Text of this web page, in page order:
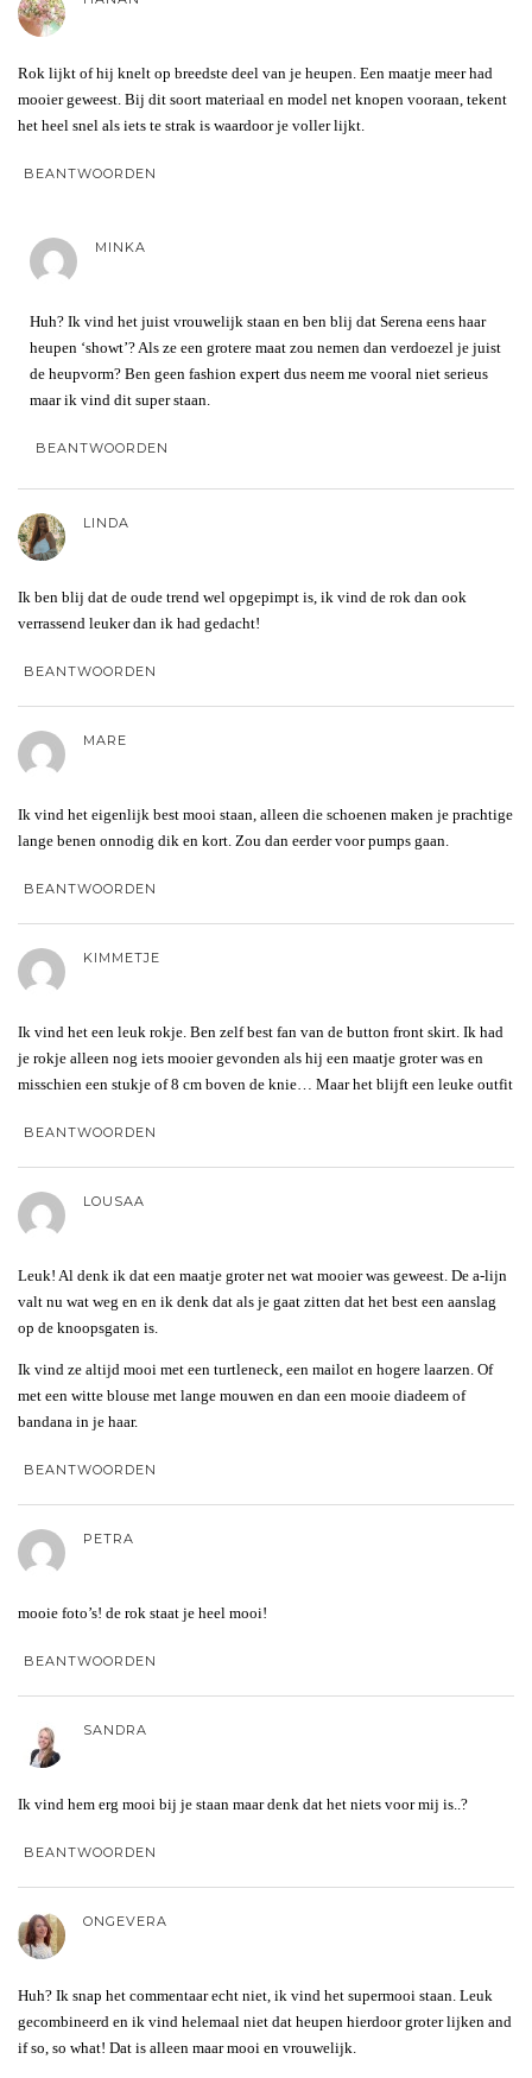
Rok lijkt of hij knelt op breedste deel van je heupen. Een maatje meer had
mooier geweest. Bij dit soort materiaal en model net knopen vooraan, tekent
het heel snel als iets te strak is waardoor je voller lijkt.
BEANTWOORDEN
MINKA
Huh? Ik vind het juist vrouwelijk staan en ben blij dat Serena eens haar
heupen ‘showt’? Als ze een grotere maat zou nemen dan verdoezel je juist
de heupvorm? Ben geen fashion expert dus neem me vooral niet serieus
maar ik vind dit super staan.
BEANTWOORDEN
LINDA
Ik ben blij dat de oude trend wel opgepimpt is, ik vind de rok dan ook
verrassend leuker dan ik had gedacht!
BEANTWOORDEN
MARE
Ik vind het eigenlijk best mooi staan, alleen die schoenen maken je prachtige
lange benen onnodig dik en kort. Zou dan eerder voor pumps gaan.
BEANTWOORDEN
KIMMETJE
Ik vind het een leuk rokje. Ben zelf best fan van de button front skirt. Ik had
je rokje alleen nog iets mooier gevonden als hij een maatje groter was en
misschien een stukje of 8 cm boven de knie… Maar het blijft een leuke outfit
BEANTWOORDEN
LOUSAA
Leuk! Al denk ik dat een maatje groter net wat mooier was geweest. De a-lijn
valt nu wat weg en en ik denk dat als je gaat zitten dat het best een aanslag
op de knoopsgaten is.
Ik vind ze altijd mooi met een turtleneck, een mailot en hogere laarzen. Of
met een witte blouse met lange mouwen en dan een mooie diadeem of
bandana in je haar.
BEANTWOORDEN
PETRA
mooie foto’s! de rok staat je heel mooi!
BEANTWOORDEN
SANDRA
Ik vind hem erg mooi bij je staan maar denk dat het niets voor mij is..?
BEANTWOORDEN
ONGEVERA
Huh? Ik snap het commentaar echt niet, ik vind het supermooi staan. Leuk
gecombineerd en ik vind helemaal niet dat heupen hierdoor groter lijken and
if so, so what! Dat is alleen maar mooi en vrouwelijk.